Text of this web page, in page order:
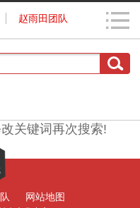
赵雨田团队
关键词再次搜索!
网站地图